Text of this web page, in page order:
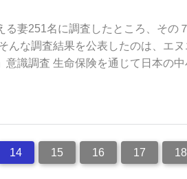
る妻251名に調査したところ、その
な調査結果を公表したのは、エヌ
意識調査 生命保険を通じて日本の中
14 15 16 17 18